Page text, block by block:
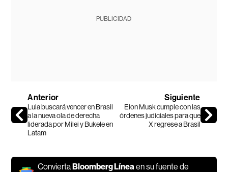
PUBLICIDAD
Anterior
Lula buscará vencer en Brasil
a la nueva ola de derecha
liderada por Milei y Bukele en
Latam
Siguiente
Elon Musk cumple con las
órdenes judiciales para que
X regrese a Brasil
ConviertaBloomberg Línea en su fuente de